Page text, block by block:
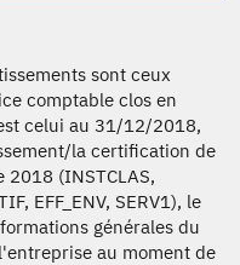
sont ceux
comptable clos en
celui au 31/12/2018,
la certification de
(INSTCLAS,
EFF_ENV, SERV1), le
générales du
au moment de